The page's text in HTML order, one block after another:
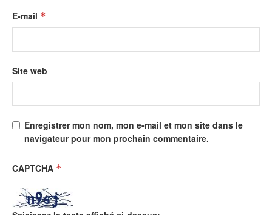
E-mail *
Site web
Enregistrer mon nom, mon e-mail et mon site dans le
navigateur pour mon prochain commentaire.
CAPTCHA *